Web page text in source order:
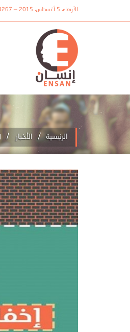
الأربعاء، 5 أغسطس، 2015 — 20267 20263 20261
الرئيسية / الأخبار /